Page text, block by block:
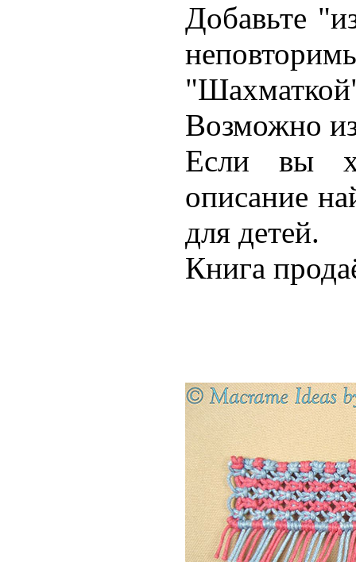
Добавьте
Возможно
Если вы
описание
для детей.
Книга